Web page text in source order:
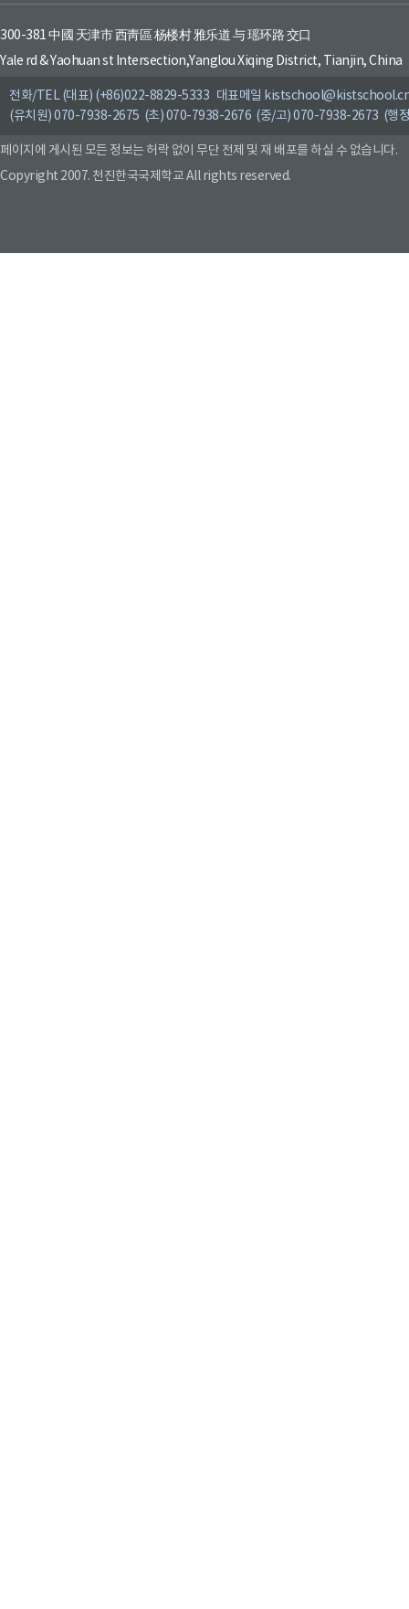
300-381 中國 天津市 西靑區 杨楼村 雅乐道 与 瑶环路 交口
Yale rd & Yaohuan st Intersection,Yanglou Xiqing District, Tianjin, China
전화/TEL (대표) (+86)022-8829-5333 대표메일
(유치원) 070-7938-2675 (초) 070-7938-2676 (중/고) 070-7938-2673 (행
페이지에 게시된 모든 정보는 허락 없이 무단 전제 및 재 배포를 하실 수 없습니다.
Copyright 2007. 천진한국국제학교 All rights reserved.